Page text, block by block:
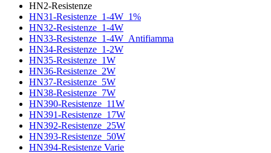
HN2-Resistenze
HN31-Resistenze_1-4W_1%
HN32-Resistenze_1-4W
HN33-Resistenze_1-4W_Antifiamma
HN34-Resistenze_1-2W
HN35-Resistenze_1W
HN36-Resistenze_2W
HN37-Resistenze_5W
HN38-Resistenze_7W
HN390-Resistenze_11W
HN391-Resistenze_17W
HN392-Resistenze_25W
HN393-Resistenze_50W
HN394-Resistenze Varie